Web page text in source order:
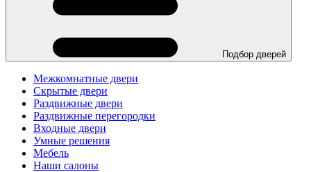
Подбор дверей
Межкомнатные двери
Скрытые двери
Раздвижные двери
Раздвижные перегородки
Входные двери
Умные решения
Мебель
Наши салоны